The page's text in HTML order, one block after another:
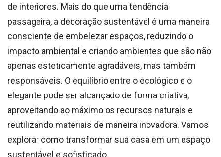
de interiores. Mais do que uma tendência
passageira, a decoração sustentável é uma maneira
consciente de embelezar espaços, reduzindo o
impacto ambiental e criando ambientes que são não
apenas esteticamente agradáveis, mas também
responsáveis. O equilíbrio entre o ecológico e o
elegante pode ser alcançado de forma criativa,
aproveitando ao máximo os recursos naturais e
reutilizando materiais de maneira inovadora. Vamos
explorar como transformar sua casa em um espaço
sustentável e sofisticado.